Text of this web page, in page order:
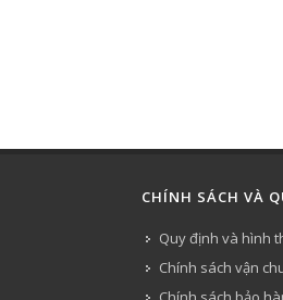
CHÍNH SÁCH VÀ
Quy định và hình
Chính sách vận